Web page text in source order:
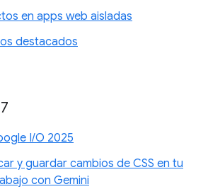
en apps web aisladas
destacados
I/O 2025
y guardar cambios de CSS en tu
con Gemini